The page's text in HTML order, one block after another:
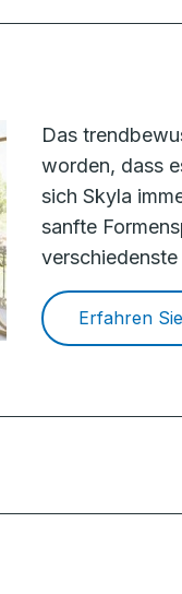
Das
worden, dass
sich Skyla
sanfte
Erfahren